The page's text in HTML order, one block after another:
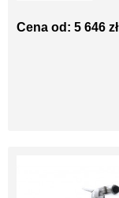
Cena od: 5 646 zł